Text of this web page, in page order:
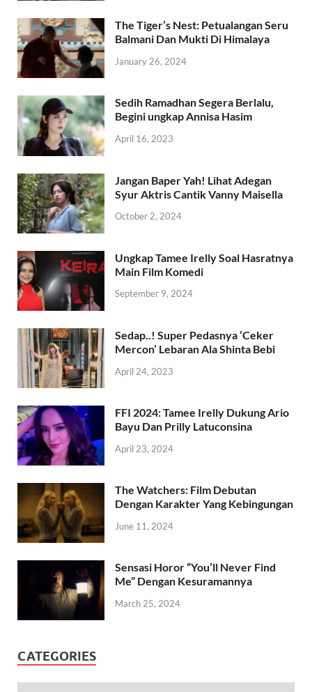
The Tiger’s Nest: Petualangan Seru
Balmani Dan Mukti Di Himalaya
January 26, 2024
Sedih Ramadhan Segera Berlalu,
Begini ungkap Annisa Hasim
April 16, 2023
Jangan Baper Yah! Lihat Adegan
Syur Aktris Cantik Vanny Maisella
October 2, 2024
Ungkap Tamee Irelly Soal Hasratnya
Main Film Komedi
September 9, 2024
Sedap..! Super Pedasnya ‘Ceker
Mercon’ Lebaran Ala Shinta Bebi
April 24, 2023
FFI 2024: Tamee Irelly Dukung Ario
Bayu Dan Prilly Latuconsina
April 23, 2024
The Watchers: Film Debutan
Dengan Karakter Yang Kebingungan
June 11, 2024
Sensasi Horor “You’ll Never Find
Me” Dengan Kesuramannya
March 25, 2024
CATEGORIES